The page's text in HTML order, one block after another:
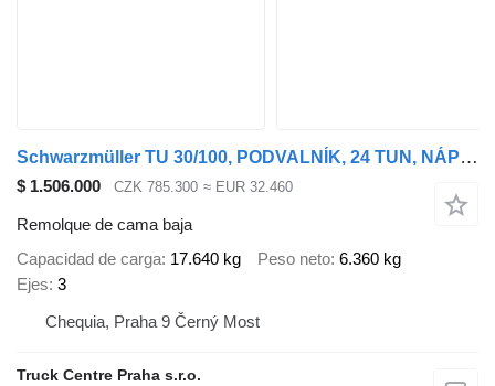
Schwarzmüller TU 30/100, PODVALNÍK, 24 TUN, NÁPRAVY SAF, TUPLÁKY, NOVÁ STK
$ 1.506.000 CZK 785.300 ≈ EUR 32.460
Remolque de cama baja
Capacidad de carga 17.640 kg Peso neto 6.360 kg
Ejes 3
Chequia, Praha 9 Černý Most
Truck Centre Praha s.r.o.